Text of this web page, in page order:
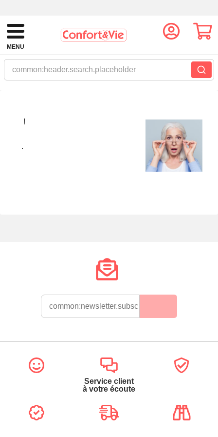
MENU
common:header.search.placeholder
!
.
Service client
à votre écoute